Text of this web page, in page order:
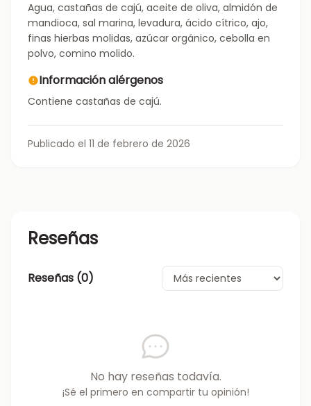
Agua, castañas de cajú, aceite de oliva, almidón de
mandioca, sal marina, levadura, ácido cítrico, ajo,
finas hierbas molidas, azúcar orgánico, cebolla en
polvo, comino molido.
Información alérgenos
Contiene castañas de cajú.
Publicado el 11 de febrero de 2026
Reseñas
Reseñas (0)
No hay reseñas todavía.
¡Sé el primero en compartir tu opinión!